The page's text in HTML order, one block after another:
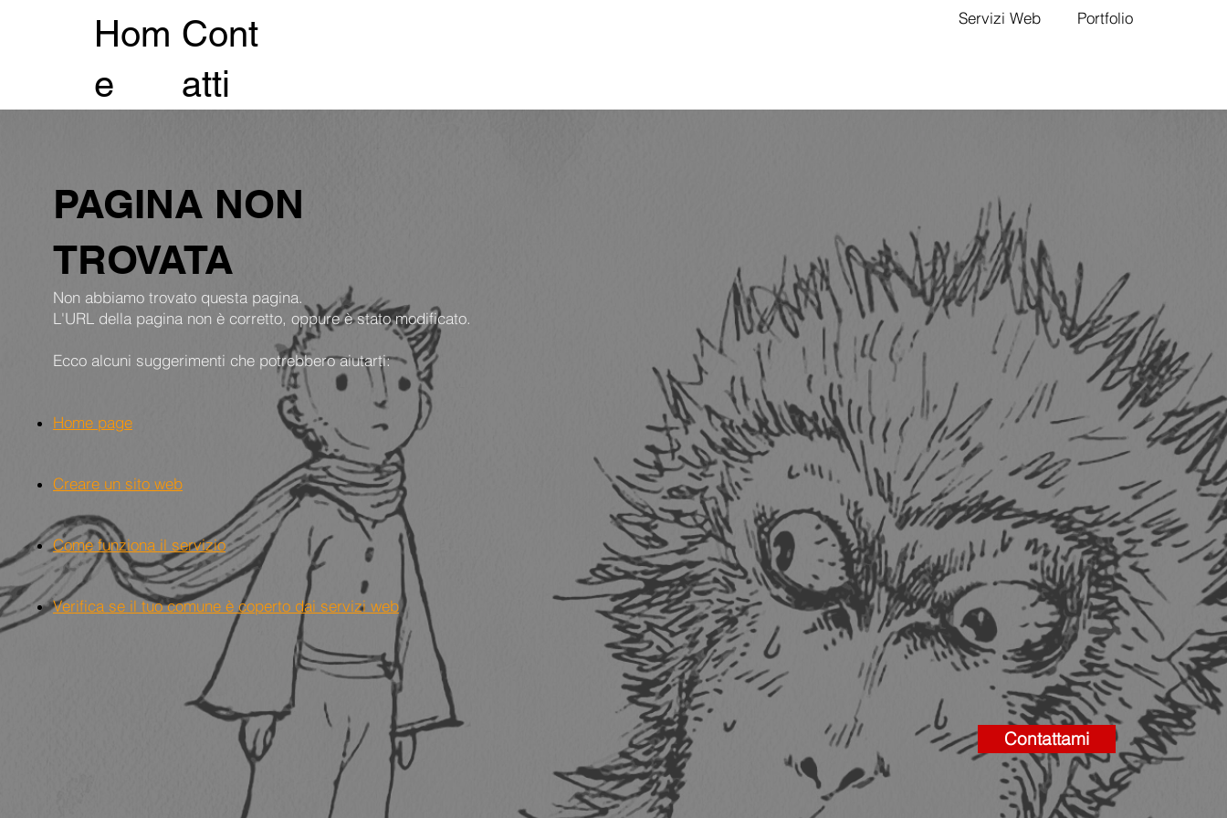
Servizi Web Portfolio
Hom
e
Cont
atti
PAGINA NON
TROVATA
Non abbiamo trovato questa pagina.
L'URL della pagina non è corretto, oppure è stato modificato.
Ecco alcuni suggerimenti che potrebbero aiutarti:
Home page
Creare un sito web
Come funziona il servizio
Verifica se il tuo comune è coperto dai servizi web
Contattami